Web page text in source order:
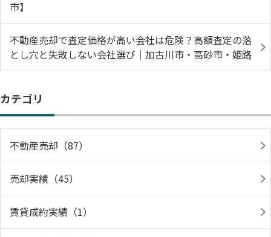
市】
不動産売却で査定価格が高い会社は危険？高額査定の落
とし穴と失敗しない会社選び｜加古川市・高砂市・姫路
カテゴリ
不動産売却（87）
売却実績（45）
賃貸成約実績（1）